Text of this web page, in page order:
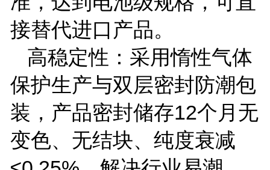
接替代进口产品。
高稳定性：采用惰性气体
保护生产与双层密封防潮包
装，产品密封储存12个月无
变色、无结块、纯度衰减